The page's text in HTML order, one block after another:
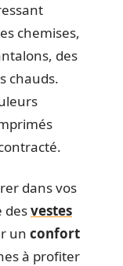
chemises,
des
chauds.
dans vos
desvestes
un confort
à profiter